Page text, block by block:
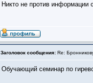
Никто не против информации
Заголовок сообщения: Re:
Обучающий семинар по